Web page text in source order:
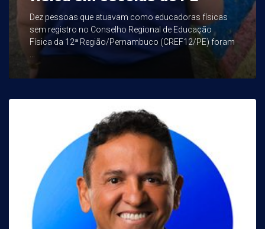
Dez pessoas que atuavam como educadoras físicas
sem registro no Conselho Regional de Educação
Física da 12ª Região/Pernambuco (CREF12/PE) foram